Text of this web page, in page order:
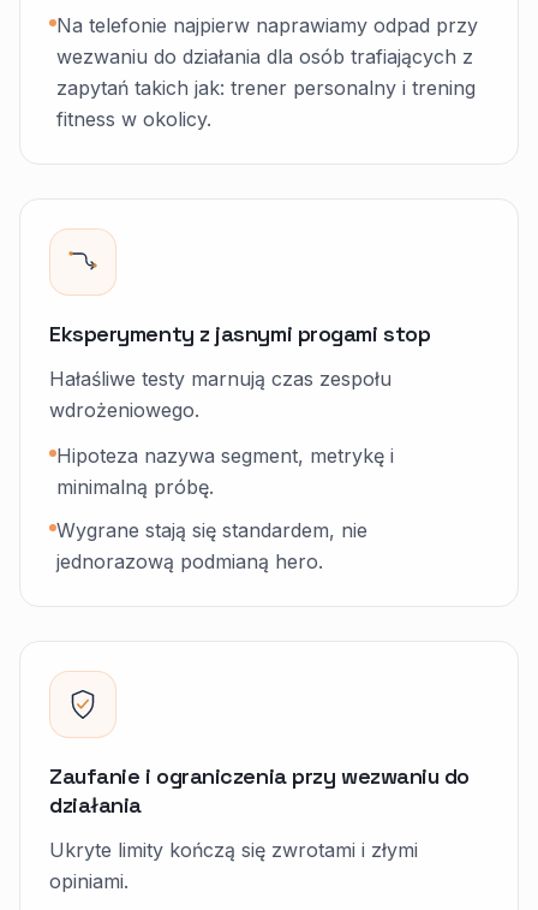
Na telefonie najpierw naprawiamy odpad przy
wezwaniu do działania dla osób trafiających z
zapytań takich jak: trener personalny i trening
fitness w okolicy.
Eksperymenty z jasnymi progami stop
Hałaśliwe testy marnują czas zespołu
wdrożeniowego.
Hipoteza nazywa segment, metrykę i
minimalną próbę.
Wygrane stają się standardem, nie
jednorazową podmianą hero.
Zaufanie i ograniczenia przy wezwaniu do
działania
Ukryte limity kończą się zwrotami i złymi
opiniami.